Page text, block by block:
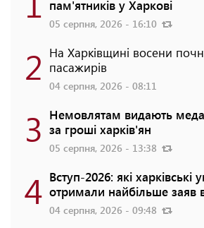
пам'ятників у Харкові
05 серпня, 2026 - 16:10
2 На Харківщині восени
пасажирів
04 серпня, 2026 - 08:11
3 Немовлятам видають
за гроші харків'ян
05 серпня, 2026 - 13:38
4 Вступ-2026: які харківські
отримали найбільше заяв
04 серпня, 2026 - 09:48